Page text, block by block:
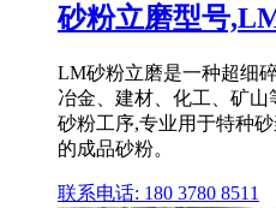
砂粉立磨型号
LM砂粉立磨是一种超细
冶金、建材、化工、矿山
砂粉工序,专业用于特种
的成品砂粉。
联系电话: 180 3780 8511